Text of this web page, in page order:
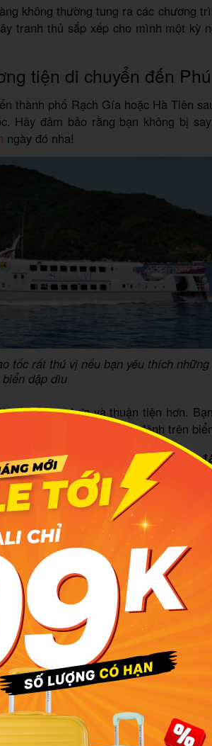
không thường tung ra các chương
tranh thủ sắp xếp cho mình một kỳ
tiện di chuyển đến
thành phố Rạch Gía hoặc Hà Tiên
Hãy đảm bảo rằng bạn không bị
ngày đó nha!
tốc rất thú vị nếu bạn yêu thích
biển dập dìu
thời gian hơn và thuận tiện hơn.
mất thêm vài tiếng lênh đênh trên
Phú Quốc 7 ngày 6
trình khám phá Phú Quốc
sạn
đáp Phú Quốc là tầm 13h30, nhân
về khách sạn làm thủ tục check-in.
để tận hưởng kỳ nghỉ dưỡng và tham
Vinpearl.
thì chúng ta sẽ có thời gian
thư giản tại hồ bơi và trải
bạn có thể tắm biển và tham gia các
sạn.